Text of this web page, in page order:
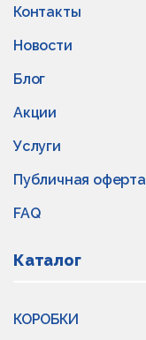
Контакты
Новости
Блог
Акции
Услуги
Публичная оферта
FAQ
Каталог
КОРОБКИ